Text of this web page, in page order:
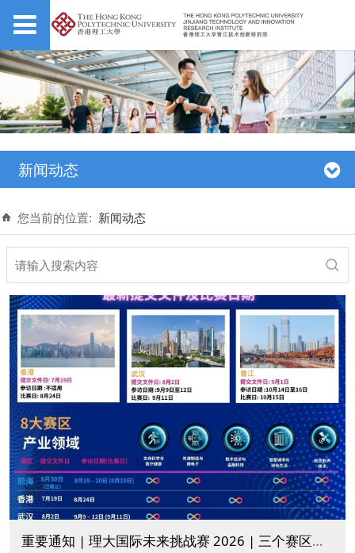
新闻动态
您当前的位置: 新闻动态
重要通知 | 理大国际未来挑战赛 2026 | 三个赛区提交文件及比赛日期最新调整！